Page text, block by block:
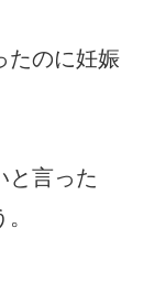
たのに妊娠
と言った